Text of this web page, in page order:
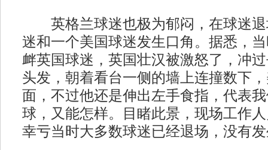
英格兰球迷也极为郁闷，在球迷退
迷和一个美国球迷发生口角。据悉，
衅英国球迷，英国壮汉被激怒了，冲
头发，朝着看台一侧的墙上连撞数下
面，不过他还是伸出左手食指，代表
球，又能怎样。目睹此景，现场工作
幸亏当时大多数球迷已经退场，没有